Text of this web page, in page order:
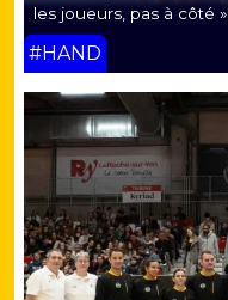
les joueurs, pas à côté »
#HAND